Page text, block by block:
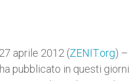
aprile 2012 (ZENIT.org) –
pubblicato in questi